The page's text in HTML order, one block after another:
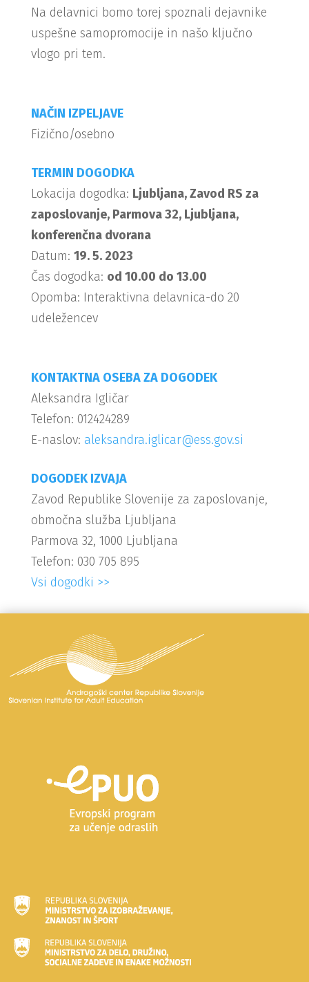
Na delavnici bomo torej spoznali dejavnike
uspešne samopromocije in našo ključno
vlogo pri tem.
NAČIN IZPELJAVE
Fizično/osebno
TERMIN DOGODKA
Lokacija dogodka: Ljubljana, Zavod RS za
zaposlovanje, Parmova 32, Ljubljana,
konferenčna dvorana
Datum: 19. 5. 2023
Čas dogodka: od 10.00 do 13.00
Opomba: Interaktivna delavnica-do 20
udeležencev
KONTAKTNA OSEBA ZA DOGODEK
Aleksandra Igličar
Telefon: 012424289
E-naslov: aleksandra.iglicar@ess.gov.si
DOGODEK IZVAJA
Zavod Republike Slovenije za zaposlovanje,
območna služba Ljubljana
Parmova 32, 1000 Ljubljana
Telefon: 030 705 895
Vsi dogodki >>